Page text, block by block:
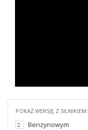
POKAŻ WERSJĘ Z SILNIKIEM:
Benzynowym